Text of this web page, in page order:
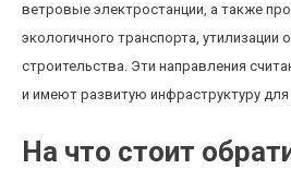
ветровые электростанции, а также
экологичного транспорта, утилизации
строительства. Эти направления
и имеют развитую инфраструктуру
На что стоит